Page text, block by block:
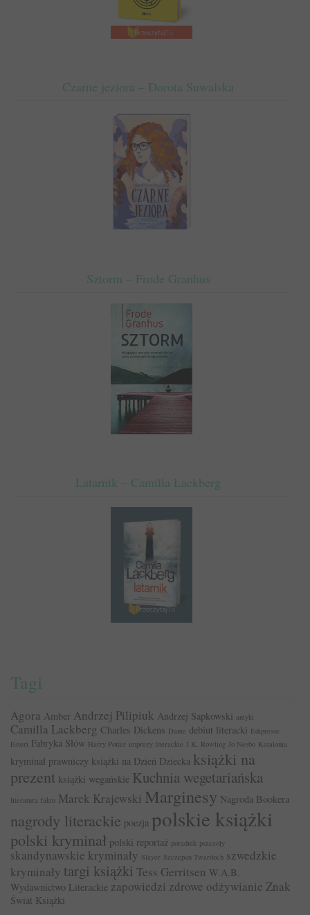
Czarne jeziora – Dorota Suwalska
Sztorm – Frode Granhus
Latarnik – Camilla Lackberg
Tagi
Agora Amber Andrzej Pilipiuk Andrzej Sapkowski antyki
Camilla Lackberg Charles Dickens Dante debiut literacki Edipresse
Esteri Fabryka Słów Harry Potter imprezy literackie J.K. Rowling Jo Nesbo Katalonia
kryminał prawniczy książki na Dzień Dziecka książki na
prezent książki wegańskie Kuchnia wegetariańska
literatura faktu Marek Krajewski Marginesy Nagroda Bookera
nagrody literackie poezja polskie książki
polski kryminał polski reportaż poradnik pszczoły
skandynawskie kryminały Slayer Szczepan Twardoch szwedzkie
kryminały targi książki Tess Gerritsen W.A.B.
Wydawnictwo Literackie zapowiedzi zdrowe odżywianie Znak
Świat Książki